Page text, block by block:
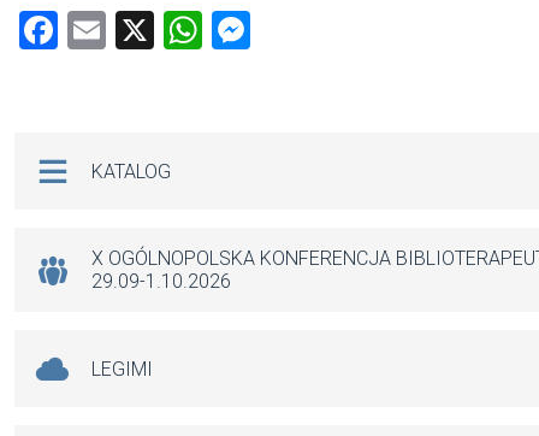
F
o
k
E
X
W
p
KATALOG
X OGÓLNOPOLSKA KONFERENCJA
29.09-1.10.2026
LEGIMI